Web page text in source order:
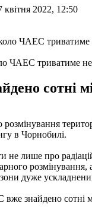
квітня 2022, 12:50
ЧАЕС триватиме
сотні
в Чорнобилі.
лише про
дуже
знайдено сотні